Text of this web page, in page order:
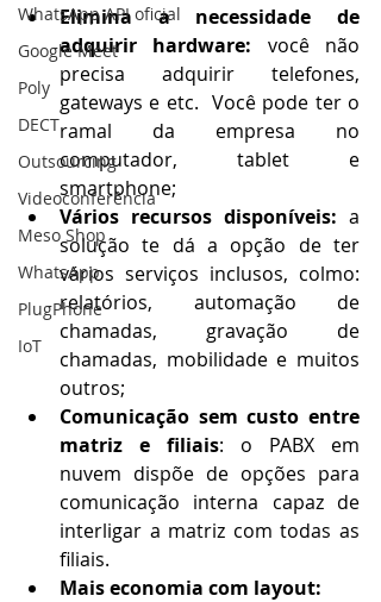
WhatsApp API oficial
Google Meet
Poly
DECT
Outsourcing
Videoconferência
Meso Shop
WhatsApp
PlugPhone
IoT
Elimina a necessidade de
adquirir hardware: você não
precisa adquirir telefones,
gateways e etc.  Você pode ter o
ramal da empresa no
computador, tablet e
smartphone;
Vários recursos disponíveis: a
solução te dá a opção de ter
vários serviços inclusos, colmo:
relatórios, automação de
chamadas, gravação de
chamadas, mobilidade e muitos
outros;
Comunicação sem custo entre
matriz e filiais: o PABX em
nuvem dispõe de opções para
comunicação interna capaz de
interligar a matriz com todas as
filiais.
Mais economia com layout: